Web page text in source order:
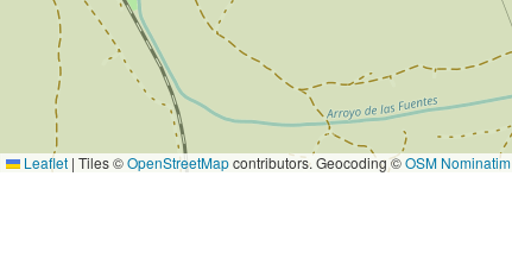
Leaflet | Tiles ©OpenStreetMapcontributors. Geocoding ©OSM Nominatim